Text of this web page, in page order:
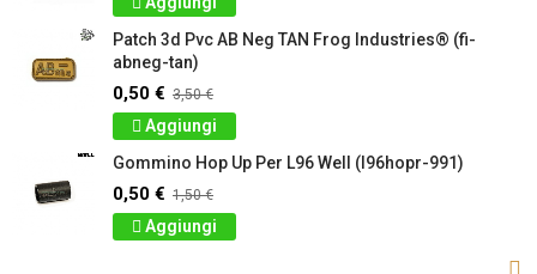
Patch 3d Pvc AB Neg TAN Frog Industries® (fi-
abneg-tan)
0,50 € 3,50 €
Aggiungi
Gommino Hop Up Per L96 Well (l96hopr-991)
0,50 € 1,50 €
Aggiungi